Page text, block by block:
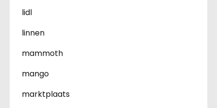
lidl
linnen
mammoth
mango
marktplaats